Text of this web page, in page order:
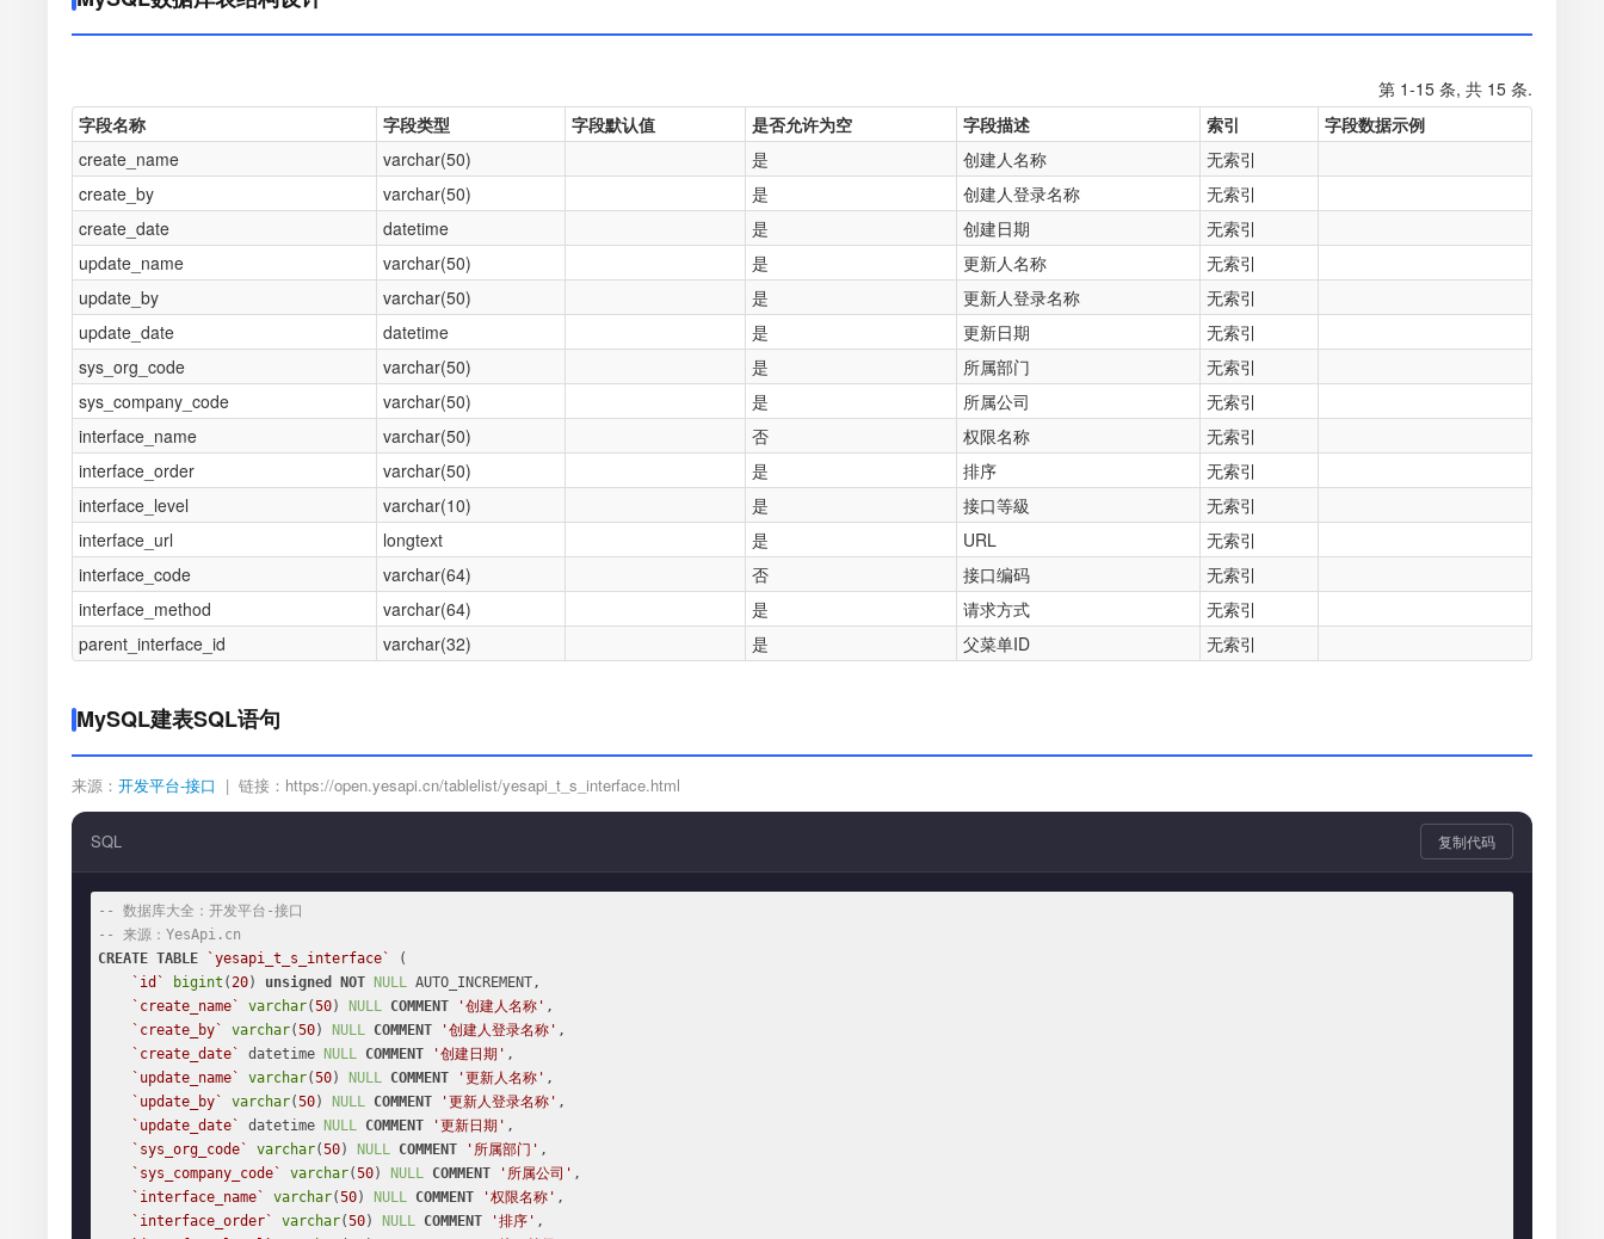
第 1-15 条, 共 15 条.
字段名称
字段类型 字段默认值 是否允许为空 字段描述 索引
字段数据示例
create_name
varchar(50) 是 创建人名称
无索引
create_by
varchar(50) 是 创建人登录名称
无索引
create_date
datetime 是 创建日期
无索引
update_name
varchar(50) 是 更新人名称
无索引
update_by
varchar(50) 是 更新人登录名称
无索引
update_date
datetime 是 更新日期
无索引
sys_org_code
varchar(50) 是 所属部门
无索引
sys_company_code
varchar(50) 是 所属公司
无索引
interface_name
varchar(50) 否 权限名称
无索引
interface_order
varchar(50) 是 排序
无索引
interface_level
varchar(10) 是 接口等級
无索引
interface_url
longtext 是 URL
无索引
interface_code
varchar(64) 否 接口编码
无索引
interface_method
varchar(64) 是 请求方式
无索引
parent_interface_id
varchar(32) 是 父菜单ID 无索引
MySQL建表SQL语句
来源： 开发平台-接口 | 链接：https://open.yesapi.cn/tablelist/yesapi_t_s_interface.html
SQL 复制代码
-- 数据库大全：开发平台-接口
-- 来源：YesApi.cn
CREATE TABLE `yesapi_t_s_interface`
(
`id`
bigint (20) unsigned NOT NULL AUTO_INCREMENT,
`create_name`
varchar(50) NULL COMMENT '创建人名称' ,
`create_by`
varchar(50) NULL COMMENT '创建人登录名称' ,
`create_date`
datetime NULL COMMENT '创建日期' ,
`update_name`
varchar(50) NULL COMMENT '更新人名称' ,
`update_by`
varchar(50) NULL COMMENT '更新人登录名称' ,
`update_date`
datetime NULL COMMENT '更新日期' ,
`sys_org_code`
varchar(50) NULL COMMENT '所属部门' ,
`sys_company_code`
varchar(50) NULL COMMENT '所属公司' ,
`interface_name`
varchar(50) NULL COMMENT '权限名称' ,
`interface_order`
varchar(50) NULL COMMENT '排序' ,